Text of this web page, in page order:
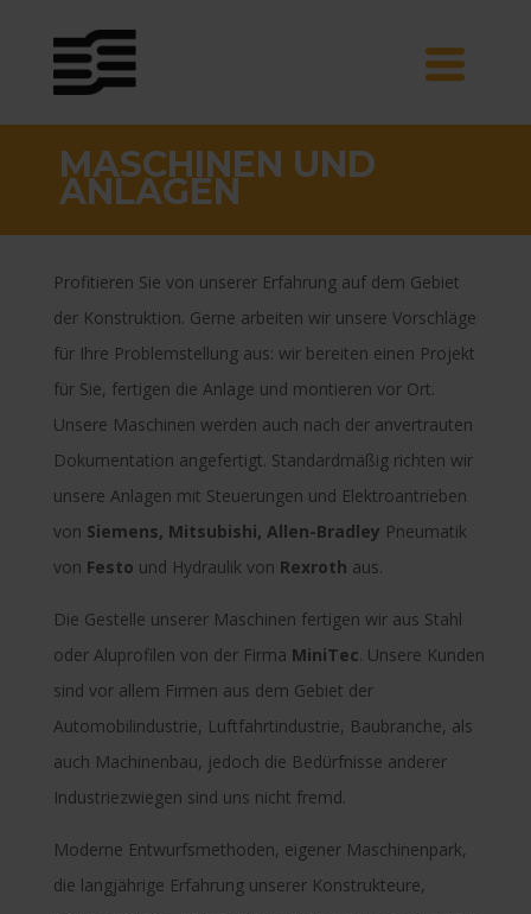
MASCHINEN UND
ANLAGEN
Profitieren Sie von unserer Erfahrung auf dem Gebiet
der Konstruktion. Gerne arbeiten wir unsere Vorschläge
für Ihre Problemstellung aus: wir bereiten einen Projekt
für Sie, fertigen die Anlage und montieren vor Ort.
Unsere Maschinen werden auch nach der anvertrauten
Dokumentation angefertigt. Standardmäßig richten wir
unsere Anlagen mit Steuerungen und Elektroantrieben
von Siemens, Mitsubishi, Allen-Bradley Pneumatik
von Festo und Hydraulik von Rexroth aus.
Die Gestelle unserer Maschinen fertigen wir aus Stahl
oder Aluprofilen von der Firma MiniTec. Unsere Kunden
sind vor allem Firmen aus dem Gebiet der
Automobilindustrie, Luftfahrtindustrie, Baubranche, als
auch Machinenbau, jedoch die Bedürfnisse anderer
Industriezwiegen sind uns nicht fremd.
Moderne Entwurfsmethoden, eigener Maschinenpark,
die langjährige Erfahrung unserer Konstrukteure,